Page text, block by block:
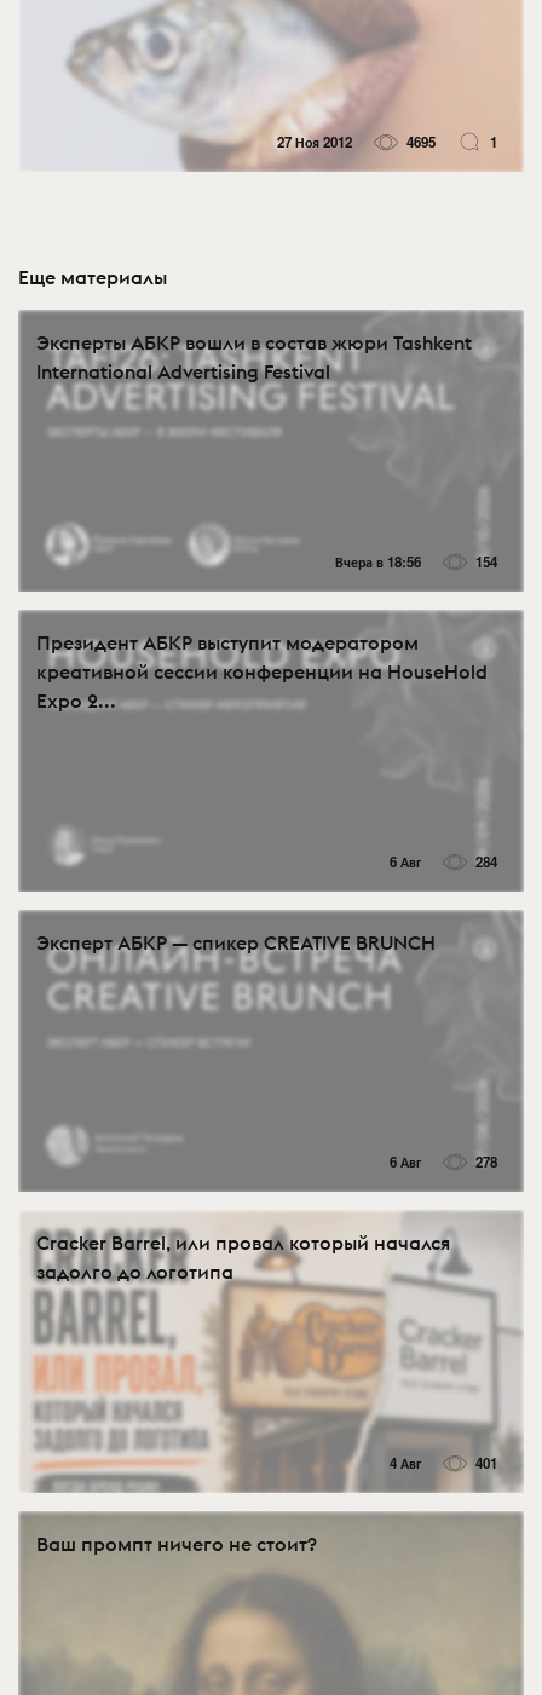
27 Ноя 2012 4695 1
Еще материалы
Эксперты АБКР вошли в состав жюри Tashkent
International Advertising Festival
Вчера в 18:56 154
Президент АБКР выступит модератором
креативной сессии конференции на HouseHold
Expo 2...
6 Авг 284
Эксперт АБКР — спикер CREATIVE BRUNCH
6 Авг 278
Cracker Barrel, или провал который начался
задолго до логотипа
4 Авг 401
Ваш промпт ничего не стоит?